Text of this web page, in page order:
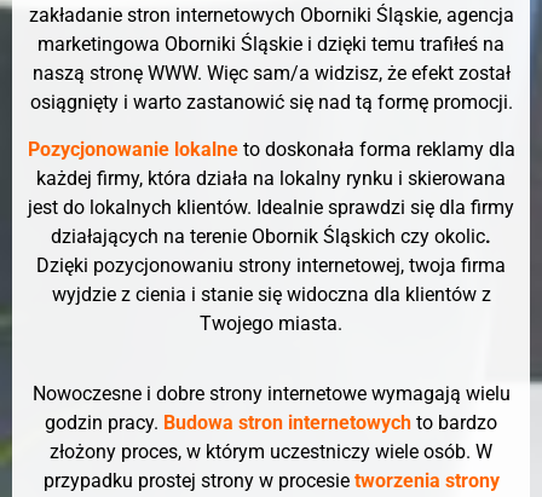
zakładanie stron internetowych Oborniki Śląskie, agencja
marketingowa Oborniki Śląskie i dzięki temu trafiłeś na
naszą stronę WWW. Więc sam/a widzisz, że efekt został
osiągnięty i warto zastanowić się nad tą formę promocji.
Pozycjonowanie lokalneto doskonała forma reklamy dla
każdej firmy, która działa na lokalny rynku i skierowana
jest do lokalnych klientów. Idealnie sprawdzi się dla firmy
działających na terenie Obornik Śląskich czy okolic.
Dzięki pozycjonowaniu strony internetowej, twoja firma
wyjdzie z cienia i stanie się widoczna dla klientów z
Twojego miasta.
Nowoczesne i dobre strony internetowe wymagają wielu
godzin pracy. Budowa stron internetowych to bardzo
złożony proces, w którym uczestniczy wiele osób. W
przypadku prostej strony w procesie tworzenia strony